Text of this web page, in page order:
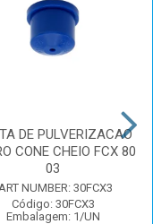
DE PULVERIZACAO
CONE CHEIO FCX 80
03
NUMBER: 30FCX3
Código: 30FCX3
Embalagem: 1/UN